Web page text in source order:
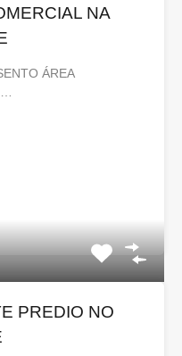
NA
ÁREA
PREDIO NO